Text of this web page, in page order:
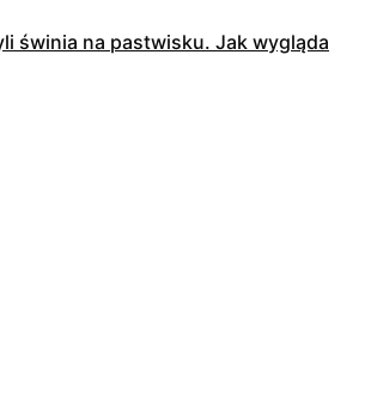
świnia na pastwisku. Jak wygląda